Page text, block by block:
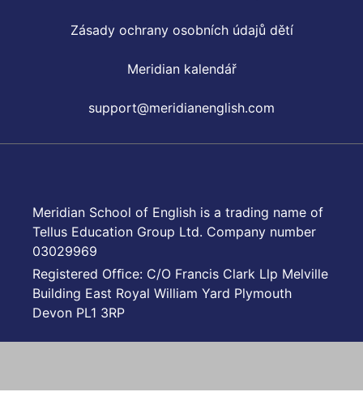
Zásady ochrany osobních údajů dětí
Meridian kalendář
support@meridianenglish.com
Meridian School of English is a trading name of
Tellus Education Group Ltd. Company number
03029969
Registered Ofﬁce: C/O Francis Clark Llp Melville
Building East Royal William Yard Plymouth
Devon PL1 3RP